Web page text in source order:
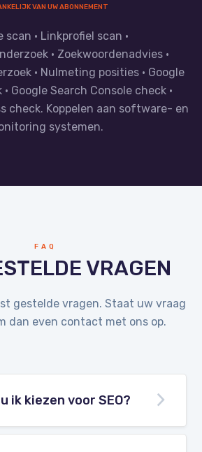
VAN UW ABONNEMENT
scan · Linkprofiel scan ·
· Zoekwoordenadvies ·
· Nulmeting posities · Google
Google Search Console check ·
check. Koppelen aan software- en
systemen.
FAQ
VRAGEN
gestelde vragen. Staat uw vraag
dan even contact met ons op.
ik kiezen voor SEO?